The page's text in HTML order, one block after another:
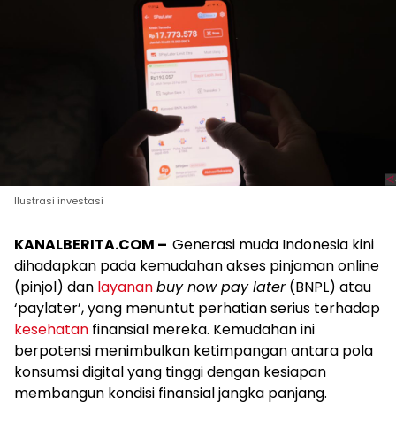
Ilustrasi investasi
KANALBERITA.COM – Generasi muda Indonesia kini
dihadapkan pada kemudahan akses pinjaman online
(pinjol) dan layananbuy now pay later(BNPL) atau
‘paylater’, yang menuntut perhatian serius terhadap
kesehatan finansial mereka. Kemudahan ini
berpotensi menimbulkan ketimpangan antara pola
konsumsi digital yang tinggi dengan kesiapan
membangun kondisi finansial jangka panjang.